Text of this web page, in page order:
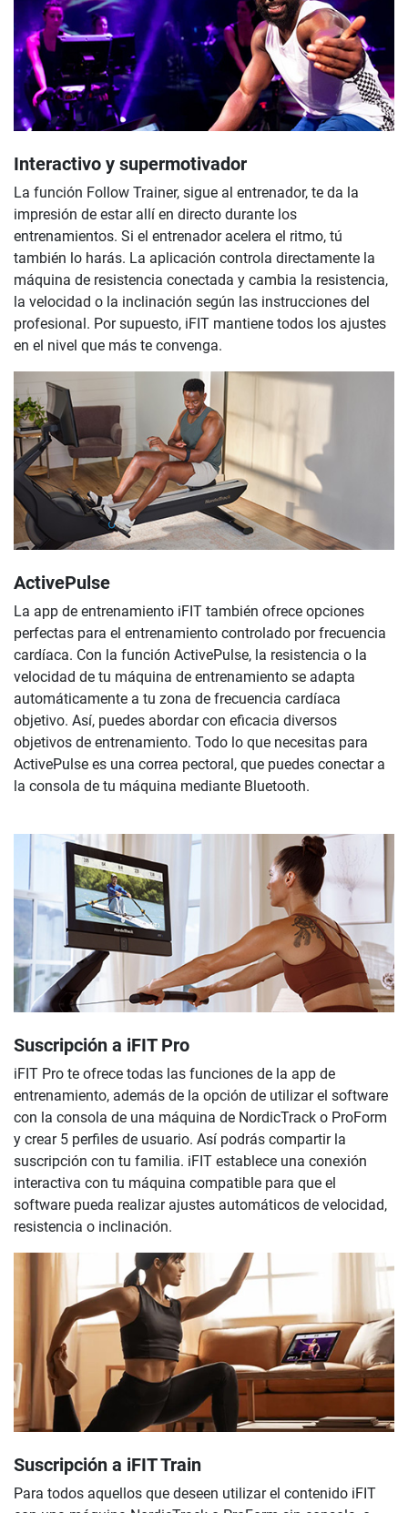
Interactivo y supermotivador
La función Follow Trainer, sigue al entrenador, te da la
impresión de estar allí en directo durante los
entrenamientos. Si el entrenador acelera el ritmo, tú
también lo harás. La aplicación controla directamente la
máquina de resistencia conectada y cambia la resistencia,
la velocidad o la inclinación según las instrucciones del
profesional. Por supuesto, iFIT mantiene todos los ajustes
en el nivel que más te convenga.
ActivePulse
La app de entrenamiento iFIT también ofrece opciones
perfectas para el entrenamiento controlado por frecuencia
cardíaca. Con la función ActivePulse, la resistencia o la
velocidad de tu máquina de entrenamiento se adapta
automáticamente a tu zona de frecuencia cardíaca
objetivo. Así, puedes abordar con eficacia diversos
objetivos de entrenamiento. Todo lo que necesitas para
ActivePulse es una correa pectoral, que puedes conectar a
la consola de tu máquina mediante Bluetooth.
Suscripción a iFIT Pro
iFIT Pro te ofrece todas las funciones de la app de
entrenamiento, además de la opción de utilizar el software
con la consola de una máquina de NordicTrack o ProForm
y crear 5 perfiles de usuario. Así podrás compartir la
suscripción con tu familia. iFIT establece una conexión
interactiva con tu máquina compatible para que el
software pueda realizar ajustes automáticos de velocidad,
resistencia o inclinación.
Suscripción a iFIT Train
Para todos aquellos que deseen utilizar el contenido iFIT